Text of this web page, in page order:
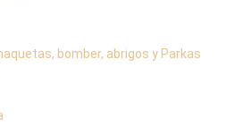
bomber, abrigos y Parkas